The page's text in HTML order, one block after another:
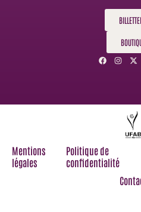
F
a
o
I
n
r
X
-
t
e
r
Mentions
légales
Politique de
confidentialité